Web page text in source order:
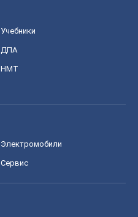
Учебники
ДПА
НМТ
Электромобили
Сервис